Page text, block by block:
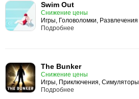
Swim Out
Снижение цены
Игры, Головоломки, Развлечения
Подробнее
The Bunker
Снижение цены
Игры, Приключения, Симуляторы
Подробнее